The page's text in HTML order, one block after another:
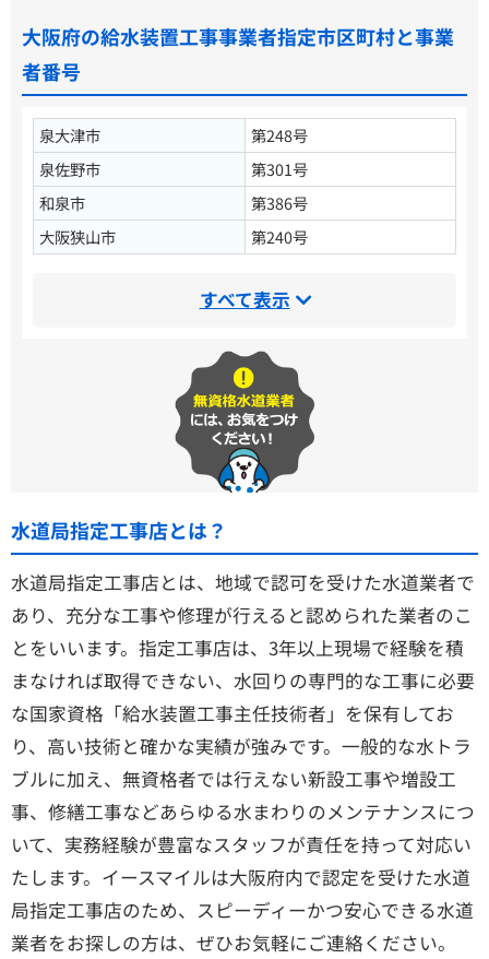
大阪府の給水装置工事事業者指定市区町村と事業
者番号
泉大津市
第248号
泉佐野市
第301号
和泉市
第386号
大阪狭山市
第240号
すべて表示
水道局指定工事店とは？
水道局指定工事店とは、地域で認可を受けた水道業者で
あり、充分な工事や修理が行えると認められた業者のこ
とをいいます。指定工事店は、3年以上現場で経験を積
まなければ取得できない、水回りの専門的な工事に必要
な国家資格「給水装置工事主任技術者」を保有してお
り、高い技術と確かな実績が強みです。一般的な水トラ
ブルに加え、無資格者では行えない新設工事や増設工
事、修繕工事などあらゆる水まわりのメンテナンスにつ
いて、実務経験が豊富なスタッフが責任を持って対応い
たします。イースマイルは大阪府内で認定を受けた水道
局指定工事店のため、スピーディーかつ安心できる水道
業者をお探しの方は、ぜひお気軽にご連絡ください。